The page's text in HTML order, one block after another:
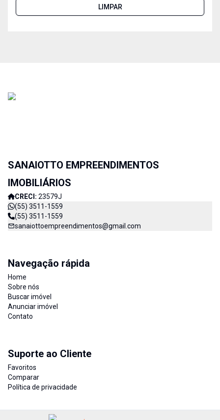
LIMPAR
SANAIOTTO EMPREENDIMENTOS
IMOBILIÁRIOS
CRECI: 23579J
(55) 3511-1559
(55) 3511-1559
sanaiottoempreendimentos@gmail.com
Navegação rápida
Home
Sobre nós
Buscar imóvel
Anunciar imóvel
Contato
Suporte ao Cliente
Favoritos
Comparar
Política de privacidade